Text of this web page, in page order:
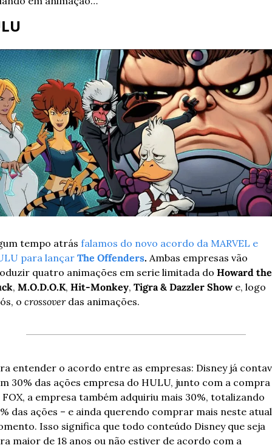
tempo atrás falamos do novo acordo da MARVEL e
para lançar The Offenders. Ambas empresas vão
quatro animações em serie limitada do Howard the
, M.O.D.O.K, Hit-Monkey, Tigra & Dazzler Show e, logo
o crossover das animações.
entender o acordo entre as empresas: Disney já
30% das ações empresa do HULU, junto com a compra
FOX, a empresa também adquiriu mais 30%, totalizando
das ações – e ainda querendo comprar mais neste atual
Isso significa que todo conteúdo Disney que seja
maior de 18 anos ou não estiver de acordo com a